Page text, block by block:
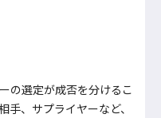
の選定が成否を分けるこ
手、サプライヤーなど、